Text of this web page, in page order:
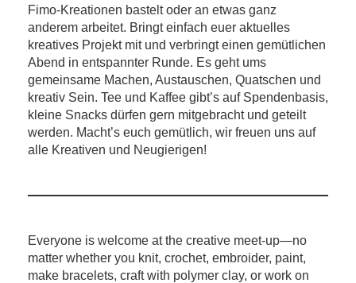
Fimo-Kreationen bastelt oder an etwas ganz
anderem arbeitet. Bringt einfach euer aktuelles
kreatives Projekt mit und verbringt einen gemütlichen
Abend in entspannter Runde. Es geht ums
gemeinsame Machen, Austauschen, Quatschen und
kreativ Sein. Tee und Kaffee gibt’s auf Spendenbasis,
kleine Snacks dürfen gern mitgebracht und geteilt
werden. Macht’s euch gemütlich, wir freuen uns auf
alle Kreativen und Neugierigen!
Everyone is welcome at the creative meet-up—no
matter whether you knit, crochet, embroider, paint,
make bracelets, craft with polymer clay, or work on